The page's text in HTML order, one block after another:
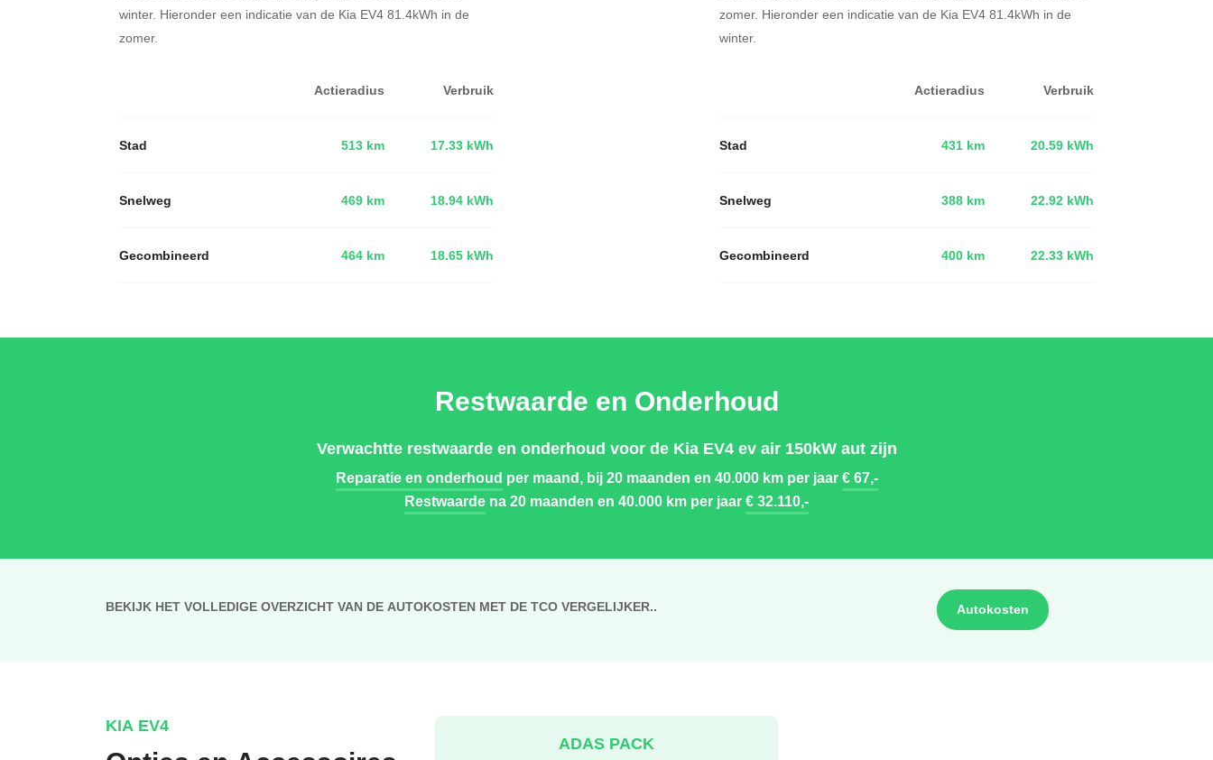
winter. Hieronder een indicatie van de Kia EV4 81.4kWh in de
zomer.
Actieradius Verbruik
Stad 513 km 17.33 kWh
Snelweg 469 km 18.94 kWh
Gecombineerd 464 km 18.65 kWh
zomer. Hieronder een indicatie van de Kia EV4 81.4kWh in de
winter.
Actieradius Verbruik
Stad 431 km 20.59 kWh
Snelweg 388 km 22.92 kWh
Gecombineerd 400 km 22.33 kWh
Restwaarde en Onderhoud
Verwachtte restwaarde en onderhoud voor de Kia EV4 ev air 150kW aut zijn
Reparatie en onderhoud per maand, bij 20 maanden en 40.000 km per jaar€ 67,-
Restwaarde na 20 maanden en 40.000 km per jaar€ 32.110,-
BEKIJK HET VOLLEDIGE OVERZICHT VAN DE AUTOKOSTEN MET DE TCO VERGELIJKER.. Autokosten
KIA EV4
ADAS PACK